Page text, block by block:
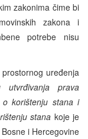
zakonima čime bi
zakona i
potrebe nisu
uređenja
utvrđivanja prava
korištenju stana i
stana koje je
i Hercegovine